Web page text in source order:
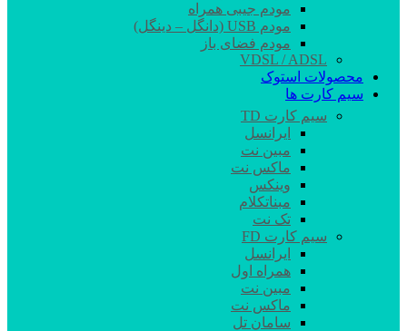
مودم جیبی همراه
مودم USB (دانگل – دینگل)
مودم فضای باز
VDSL / ADSL
محصولات استوک
سیم کارت ها
سیم کارت TD
ایرانسل
مبین نت
ماکس نت
وینکس
مبناتکلام
تک نت
سیم کارت FD
ایرانسل
همراه اول
مبین نت
ماکس نت
سامان تل